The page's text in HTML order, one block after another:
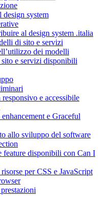
system
al design system .italia
di sito e servizi
dei modelli
e servizi disponibili
e accessibile
e Graceful
allo sviluppo del software
feature disponibili con Can I
per CSS e JavaScript